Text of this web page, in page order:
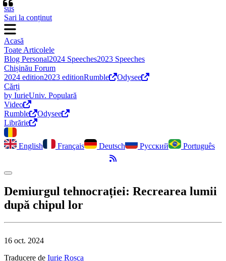
sus
Sari la conținut
Acasă
Toate Articolele
Blog Personal2024 Speeches2023 Speeches
Chișinău Forum
2024 edition2023 editionRumble
Odysee
Cărți
by IurieUniv. Populară
Video
Rumble
Odysee
Librărie
English Français Deutsch Русский
Português
Flux RSS
Comută modul întunecat
Demiurgul tehnocrației: Recrearea lumii
după chipul lor
16 oct. 2024
Traducere de Iurie Roșca
“